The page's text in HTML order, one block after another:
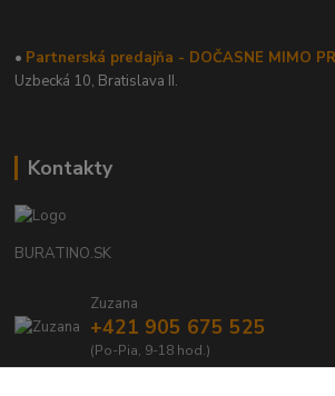
• Partnerská predajňa - DOČASNE MIMO
Uzbecká 10, Bratislava II.
Kontakty
BURATINO.SK
Zuzana
+421 905 675 525
(Po-Pia, 9-18 hod.)